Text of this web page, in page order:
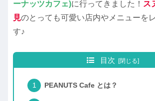
ーナッツカフェ)に行ってきました！ ス
見のとっても可愛い店内やメニューを
す♪
目次
PEANUTS Cafe とは？